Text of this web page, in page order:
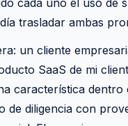
cada uno el uso de
trasladar ambas
un cliente
SaaS de mi
característica
diligencia con